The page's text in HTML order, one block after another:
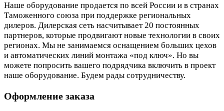
Наше оборудование продается по всей России и в странах
Таможенного союза при поддержке региональных
дилеров. Дилерская сеть насчитывает 20 постоянных
партнеров, которые продвигают новые технологии в своих
регионах. Мы не занимаемся оснащением больших цехов
и автоматических линий монтажа «под ключ». Но вы
можете попросить вашего подрядчика включить в проект
наше оборудование. Будем рады сотрудничеству.
Оформление заказа